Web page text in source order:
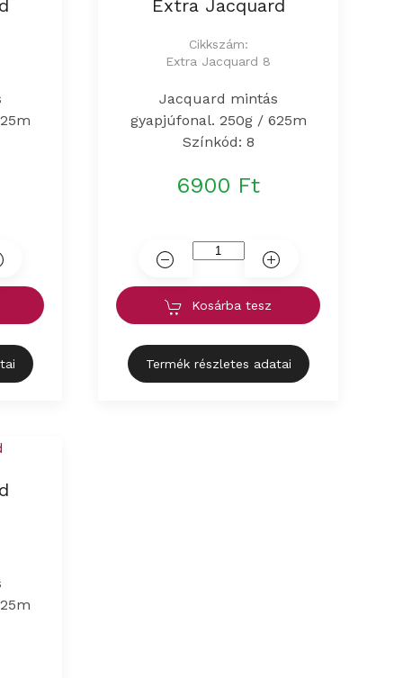
Extra Jacquard
Cikkszám:
Extra Jacquard 8
Jacquard mintás
gyapjúfonal. 250g / 625m
Színkód: 8
6900 Ft
Kosárba tesz
Termék részletes adatai